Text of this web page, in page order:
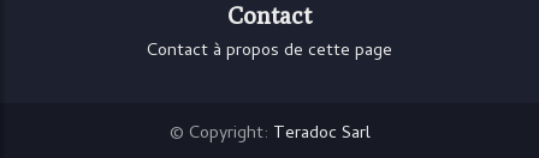
Contact
Contact à propos de cette page
© Copyright: Teradoc Sarl